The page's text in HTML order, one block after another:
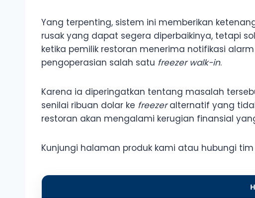
Yang terpenting, sistem ini memberikan
rusak yang dapat segera diperbaikinya, tetapi
ketika pemilik restoran menerima notifikasi
pengoperasian salah satu freezer walk-in.
Karena ia diperingatkan tentang masalah
senilai ribuan dolar ke freezeralternatif yang
restoran akan mengalami kerugian finansial
Kunjungi halaman produk kami atau hubungi